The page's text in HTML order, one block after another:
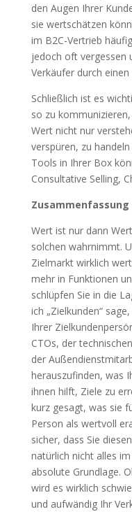
den Augen Ihrer
sie wertschätzen
im B2C-Vertrieb
jedoch oft vergessen
Verkäufer durch
Schließlich ist es
so zu
Wert nicht nur
verspüren, zu
Tools in Ihrer Box
Consultative Selling,
Zusammenfassung
Wert ist nur dann
solchen wahrnimmt.
Zielmarkt wirklich
mehr in Funktionen
schlüpfen Sie in die
ich „Zielkunden“
Ihrer
CTOs, der
der
herauszufinden, was
ihnen hilft, Ziele zu
kurz gesagt, was sie
Person als wertvoll
sicher, dass Sie
natürlich nicht alles
absolute Grundlage.
wird es wirklich
und aufwändig Ihr